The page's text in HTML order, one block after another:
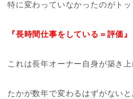
特に変わっていなかったのがトッ
『長時間仕事をしている＝評価』
これは長年オーナー自身が築き上
たかが数年で変わるはずがない